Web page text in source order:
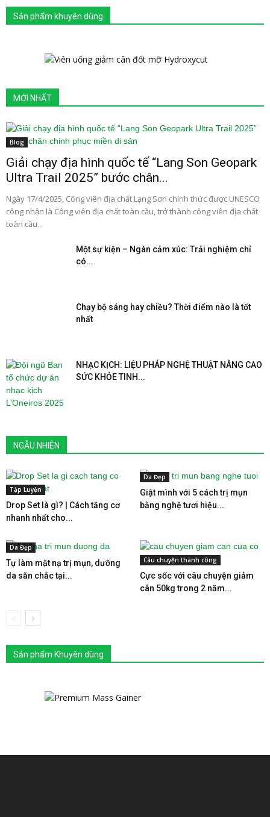
Sản phẩm khuyên dùng
MỚI NHẤT
Blog
Giải chạy địa hình quốc tế “Lang Son Geopark
Ultra Trail 2025” bước chân...
Ngày 17/4/2025, Công viên địa chất Lạng Sơn chính thức được UNESCO
công nhận là Công viên địa chất toàn cầu, trở thành công viên địa chất
toàn cầu...
Một sự kiện – Ngàn cảm xúc: Trải nghiệm chỉ
có...
Chạy bộ sáng hay chiều? Thời điểm nào là tốt
nhất
NHẠC KỊCH: LIỆU PHÁP NGHỆ THUẬT NÂNG CAO
SỨC KHỎE TINH...
NGẪU NHIÊN
Tập Luyện
Drop Set là gì? | Cách tăng cơ
nhanh nhất cho...
Da Đẹp
Giật mình với 5 cách trị mụn
bằng nghệ tươi hiệu...
Da Đẹp
Tự làm mặt nạ trị mụn, dưỡng
da săn chắc tại...
Câu chuyện thành công
Cực sốc với câu chuyện giảm
cân 50kg trong 2 năm...
Sản phẩm Khuyên dùng